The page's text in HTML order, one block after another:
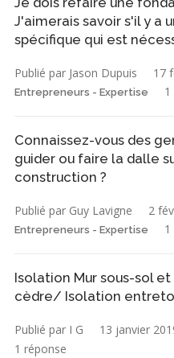
J'aimerais savoir s'il y a
spécifique qui est
Publié par Jason Dupuis 17
Entrepreneurs - Expertise 1
Connaissez-vous des
guider ou faire la dalle
construction ?
Publié par Guy Lavigne 2
Entrepreneurs - Expertise 1
Isolation Mur sous-sol
cèdre/ Isolation
Publié par I G 13 janvier
1 réponse